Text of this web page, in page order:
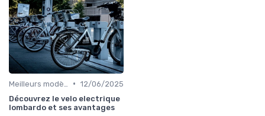
• 12/06/2025
Découvrez le velo electrique
lombardo et ses avantages